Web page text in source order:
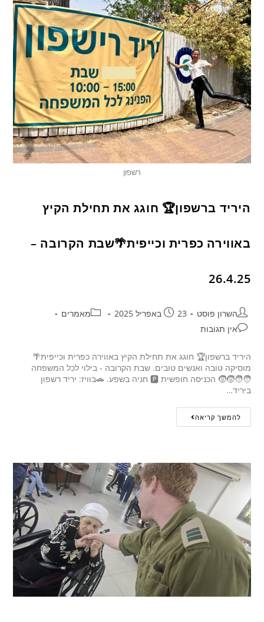
רשפון
היריד ברשפון🏆 חוגג את תחילת הקיץ
באווירה כפרית וכייפית🌴שבת הקרובה –
26.4.25
השרון פוסט 23 באפריל 2025
מאמרים
אין תגובות
היריד ברשפון🏆 חוגג את תחילת הקיץ באווירה כפרית וכייפית🌴
מוסיקה טובה ואנשים טובים. שבת הקרובה - בילוי לכל המשפחה
🧑‍🧑‍🧒‍🧒 הכניסה חופשית 🅿️ חניה בשפע. 🚗בוויז: יריד רשפון
ביריד…
להמשך קריאה